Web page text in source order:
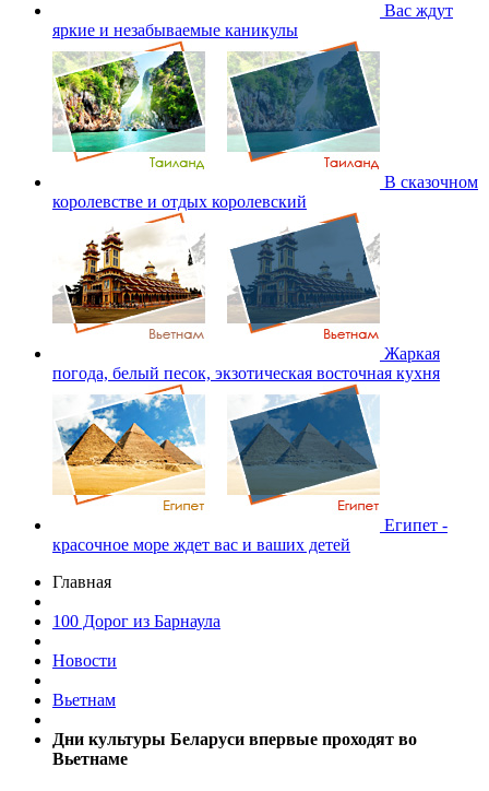
Вас ждут
яркие и незабываемые каникулы
В сказочном
королевстве и отдых королевский
Жаркая
погода, белый песок, экзотическая восточная кухня
Египет -
красочное море ждет вас и ваших детей
Главная
100 Дорог из Барнаула
Новости
Вьетнам
Дни культуры Беларуси впервые проходят во
Вьетнаме